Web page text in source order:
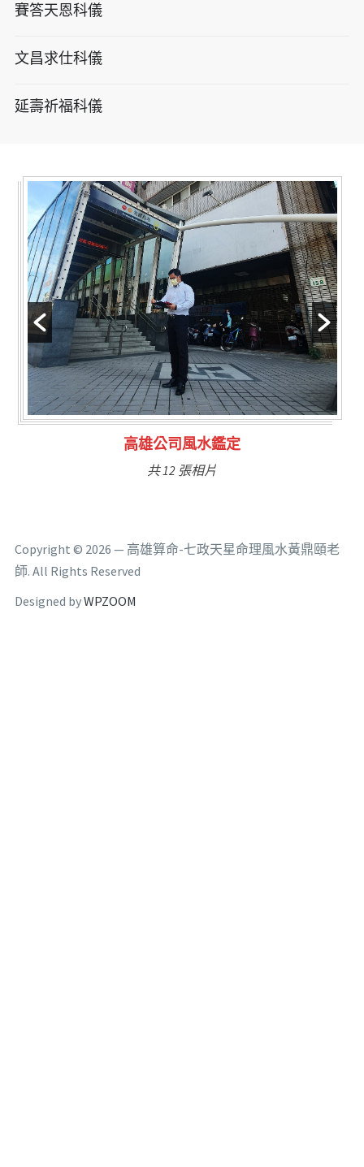
賽答天恩科儀
文昌求仕科儀
延壽祈福科儀
林氏福主量子生基造命
共 6 張相片
Copyright © 2026 — 高雄算命-七政天星命理風水黃鼎頤老
師. All Rights Reserved
Designed byWPZOOM